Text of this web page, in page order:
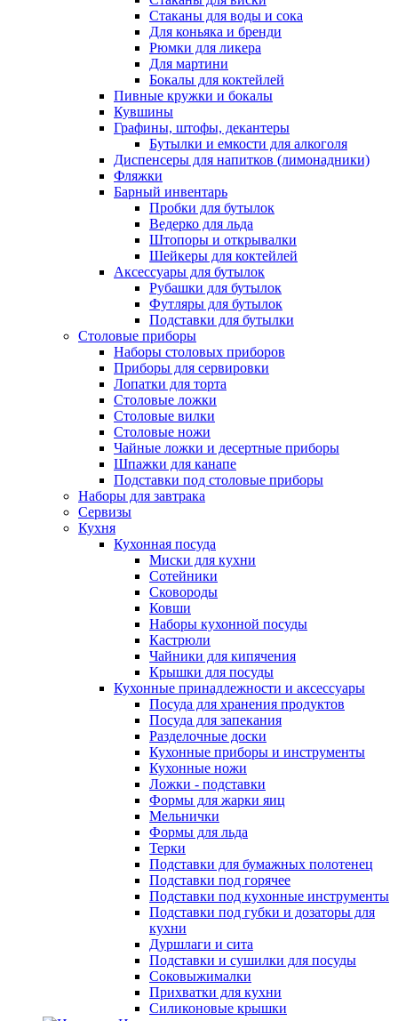
Стаканы для воды и сока
Для коньяка и бренди
Рюмки для ликера
Для мартини
Бокалы для коктейлей
Пивные кружки и бокалы
Кувшины
Графины, штофы, декантеры
Бутылки и емкости для алкоголя
Диспенсеры для напитков (лимонадники)
Фляжки
Барный инвентарь
Пробки для бутылок
Ведерко для льда
Штопоры и открывалки
Шейкеры для коктейлей
Аксессуары для бутылок
Рубашки для бутылок
Футляры для бутылок
Подставки для бутылки
Столовые приборы
Наборы столовых приборов
Приборы для сервировки
Лопатки для торта
Столовые ложки
Столовые вилки
Столовые ножи
Чайные ложки и десертные приборы
Шпажки для канапе
Подставки под столовые приборы
Наборы для завтрака
Сервизы
Кухня
Кухонная посуда
Миски для кухни
Сотейники
Сковороды
Ковши
Наборы кухонной посуды
Кастрюли
Чайники для кипячения
Крышки для посуды
Кухонные принадлежности и аксессуары
Посуда для хранения продуктов
Посуда для запекания
Разделочные доски
Кухонные приборы и инструменты
Кухонные ножи
Ложки - подставки
Формы для жарки яиц
Мельнички
Формы для льда
Терки
Подставки для бумажных полотенец
Подставки под горячее
Подставки под кухонные инструменты
Подставки под губки и дозаторы для
кухни
Дуршлаги и сита
Подставки и сушилки для посуды
Соковыжималки
Прихватки для кухни
Силиконовые крышки